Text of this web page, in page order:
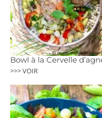
Bowl à la Cervelle
>>> VOIR